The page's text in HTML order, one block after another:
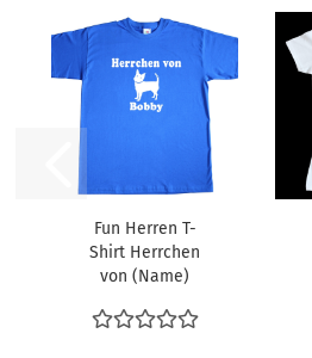
Fun Herren T-
Shirt Herrchen
von (Name)